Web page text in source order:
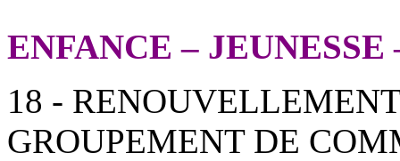
ENFANCE –
18 -
GROUPEMENT DE